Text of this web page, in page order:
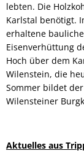
lebten. Die
Karlstal benötigt.
erhaltene
Eisenverhüttung
Hoch über dem
Wilenstein, die
Sommer bildet
Wilensteiner
Aktuelles aus